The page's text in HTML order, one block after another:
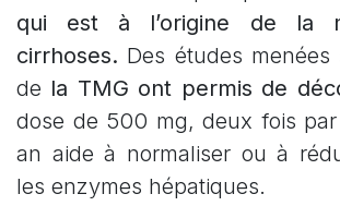
qui est à l’origine de la
cirrhoses. Des études
de la TMG ont permis de
dose de 500 mg, deux fois
an aide à normaliser ou à
les enzymes hépatiques.